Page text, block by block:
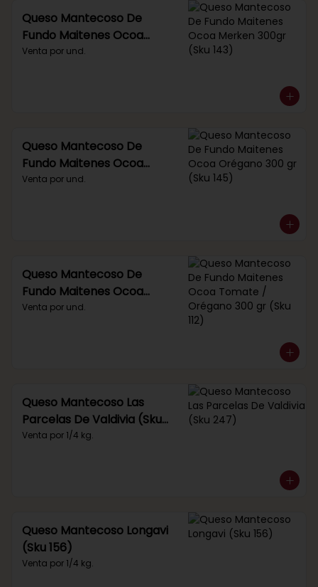
Queso Mantecoso De
Fundo Maitenes Ocoa
Merken 300gr (Sku 143)
Venta por und.
Queso Mantecoso De
Fundo Maitenes Ocoa
Orégano 300 gr (Sku 145)
Venta por und.
Queso Mantecoso De
Fundo Maitenes Ocoa
Tomate / Orégano 300 gr
Venta por und.
Queso Mantecoso Las
Parcelas De Valdivia (Sku
247)
Venta por 1/4 kg.
Queso Mantecoso Longavi
(Sku 156)
Venta por 1/4 kg.